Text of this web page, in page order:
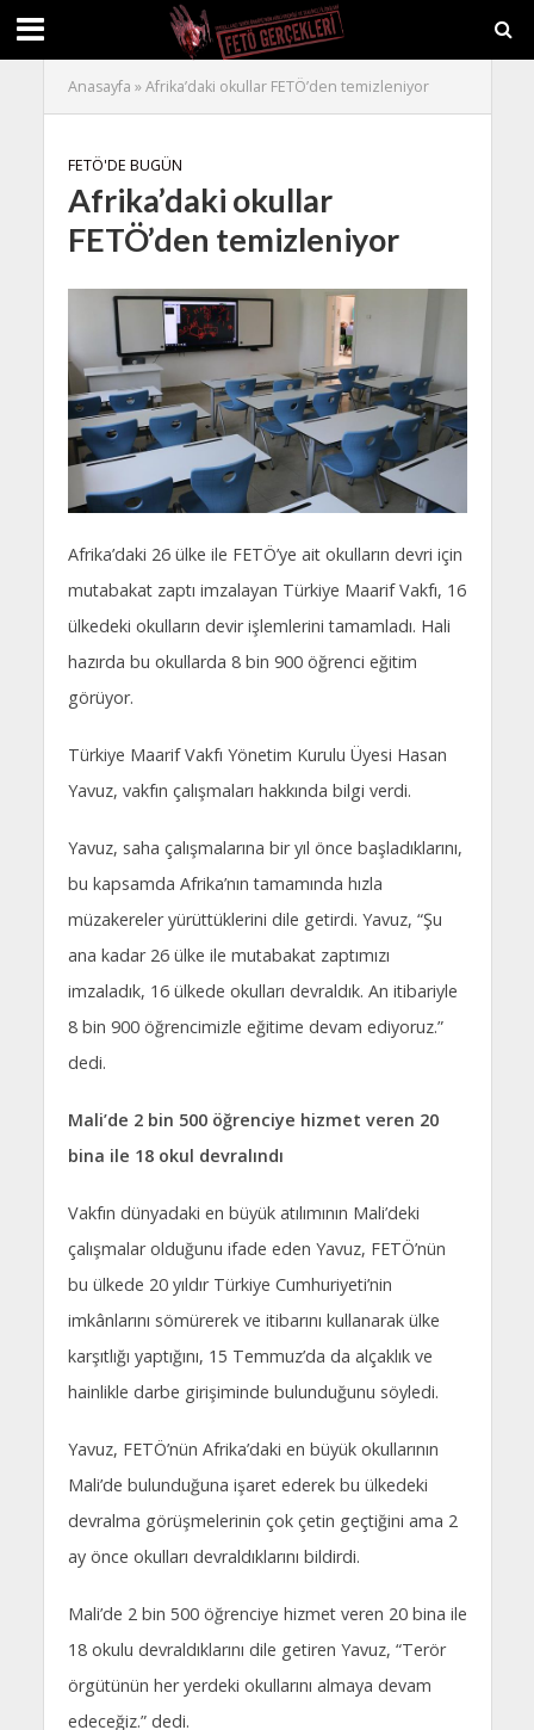
Anasayfa »Afrika’daki okullar FETÖ’den temizleniyor
FETÖ'DE BUGÜN
Afrika’daki okullar
FETÖ’den temizleniyor
Afrika’daki 26 ülke ile FETÖ’ye ait okulların devri için
mutabakat zaptı imzalayan Türkiye Maarif Vakfı, 16
ülkedeki okulların devir işlemlerini tamamladı. Hali
hazırda bu okullarda 8 bin 900 öğrenci eğitim
görüyor.
Türkiye Maarif Vakfı Yönetim Kurulu Üyesi Hasan
Yavuz, vakfın çalışmaları hakkında bilgi verdi.
Yavuz, saha çalışmalarına bir yıl önce başladıklarını,
bu kapsamda Afrika’nın tamamında hızla
müzakereler yürüttüklerini dile getirdi. Yavuz, “Şu
ana kadar 26 ülke ile mutabakat zaptımızı
imzaladık, 16 ülkede okulları devraldık. An itibariyle
8 bin 900 öğrencimizle eğitime devam ediyoruz.”
dedi.
Mali’de 2 bin 500 öğrenciye hizmet veren 20
bina ile 18 okul devralındı
Vakfın dünyadaki en büyük atılımının Mali’deki
çalışmalar olduğunu ifade eden Yavuz, FETÖ’nün
bu ülkede 20 yıldır Türkiye Cumhuriyeti’nin
imkânlarını sömürerek ve itibarını kullanarak ülke
karşıtlığı yaptığını, 15 Temmuz’da da alçaklık ve
hainlikle darbe girişiminde bulunduğunu söyledi.
Yavuz, FETÖ’nün Afrika’daki en büyük okullarının
Mali’de bulunduğuna işaret ederek bu ülkedeki
devralma görüşmelerinin çok çetin geçtiğini ama 2
ay önce okulları devraldıklarını bildirdi.
Mali’de 2 bin 500 öğrenciye hizmet veren 20 bina ile
18 okulu devraldıklarını dile getiren Yavuz, “Terör
örgütünün her yerdeki okullarını almaya devam
edeceğiz.” dedi.